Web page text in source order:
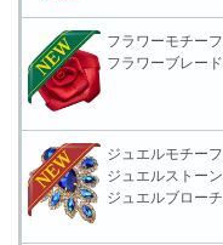
フラワーモチーフ
フラワーブレード
ジュエルモチーフ
ジュエルストーン
ジュエルブローチ